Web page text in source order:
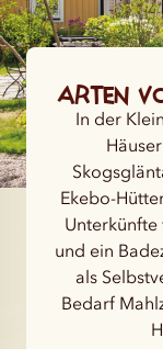
Arten
In der
Ekebo-
und ein
als
Bedarf